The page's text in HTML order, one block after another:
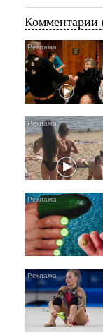
Комментарии